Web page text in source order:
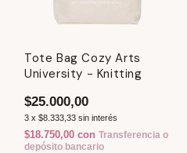
Tote Bag Cozy Arts
University - Knitting
$25.000,00
3 x $8.333,33 sin interés
$18.750,00 con Transferencia o
depósito bancario